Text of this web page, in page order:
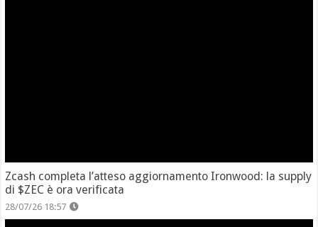
Zcash completa l’atteso aggiornamento Ironwood: la supply
di $ZEC è ora verificata
28/07/26 18:57